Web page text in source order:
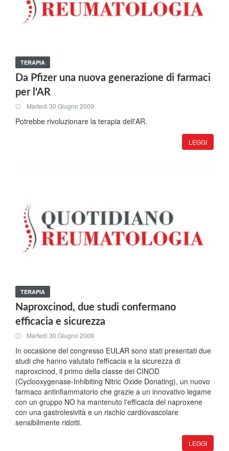
TERAPIA
Da Pfizer una nuova generazione di farmaci
per l'AR
Martedi 30 Giugno 2009
Potrebbe rivoluzionare la terapia dell'AR.
LEGGI
TERAPIA
Naproxcinod, due studi confermano
efficacia e sicurezza
Martedi 30 Giugno 2009
In occasione del congresso EULAR sono stati presentati due
studi che hanno valutato l'efficacia e la sicurezza di
naproxcinod, il primo della classe dei CINOD
(Cyclooxygenase-Inhibiting Nitric Oxide Donating), un nuovo
farmaco antinfiammatorio che grazie a un innovativo legame
con un gruppo NO ha mantenuto l'efficacia del naproxene
con una gastrolesività e un rischio cardiovascolare
sensibilmente ridotti.
LEGGI